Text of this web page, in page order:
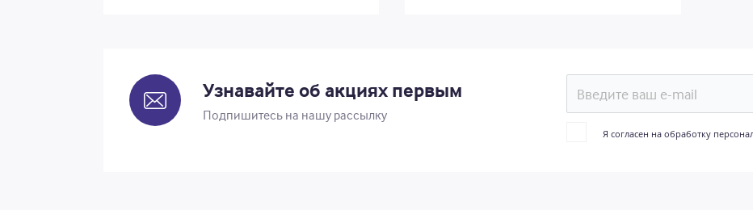
Узнавайте об акциях первым
Подпишитесь на нашу рассылку
Я согласен на обработку